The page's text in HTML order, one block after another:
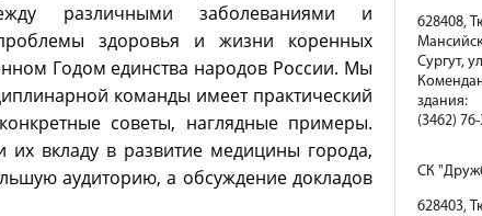
различными заболеваниями и
проблемы здоровья и жизни коренных
Годом единства народов России. Мы
команды имеет практический
советы, наглядные примеры.
вкладу в развитие медицины города,
аудиторию, а обсуждение докладов
628408,
Сургут,
здания:
(3462)
СК
628403,